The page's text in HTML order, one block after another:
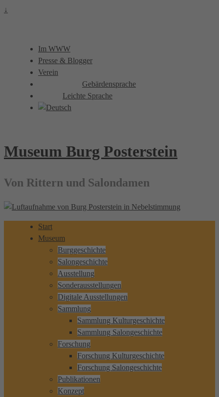
↓
Im WWW
Presse & Blogger
Verein
Gebärdensprache
Leichte Sprache
Museum Burg Posterstein
Von Rittern und Salondamen
Start
Museum
Burggeschichte
Salongeschichte
Ausstellung
Sonderausstellungen
Digitale Ausstellungen
Sammlung
Sammlung Kulturgeschichte
Sammlung Salongeschichte
Forschung
Forschung Kulturgeschichte
Forschung Salongeschichte
Publikationen
Konzept